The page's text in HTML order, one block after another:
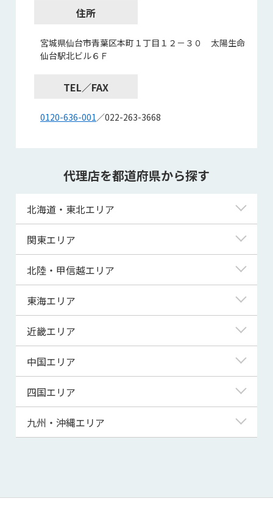
住所
宮城県仙台市青葉区本町１丁目１２－３０ 太陽生命
仙台駅北ビル６Ｆ
TEL／FAX
0120-636-001／022-263-3668
代理店を都道府県から探す
北海道・東北エリア
北海道
青森県
宮城県
秋田県
山形県
関東エリア
東京都
神奈川県
埼玉県
千葉県
茨城県
群馬県
北陸・甲信越エリア
新潟県
富山県
福井県
山梨県
長野県
東海エリア
岐阜県
静岡県
三重県
近畿エリア
滋賀県
京都府
大阪府
兵庫県
和歌山県
中国エリア
鳥取県
島根県
山口県
四国エリア
徳島県
高知県
九州・沖縄エリア